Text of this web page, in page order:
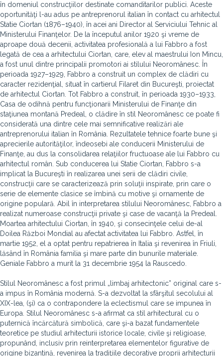
în domeniul construcţiilor destinate comanditarilor publici. Aceste
oportunităţi l-au adus pe antreprenorul italian în contact cu arhitectul
Statie Ciortan (1876–1940), în acei ani Director al Serviciului Tehnic al
Ministerului Finanţelor. De la începutul anilor 1920 şi vreme de
aproape două decenii, activitatea profesională a lui Fabbro a fost
legată de cea a arhitectului Ciortan, care, elev al maestrului Ion Mincu,
a fost unul dintre principalii promotori ai stilului Neoromânesc. În
perioada 1927–1929, Fabbro a construit un complex de clădiri cu
caracter rezidenţial, situat în cartierul Filaret din Bucureşti, proiectat
de arhitectul Ciortan. Tot Fabbro a construit, în perioada 1930–1933,
Casa de odihnă pentru funcţionarii Ministerului de Finanţe din
staţiunea montană Predeal, o clădire în stil Neoromânesc ce poate fi
considerată una dintre cele mai semnificative realizări ale
antreprenorului italian în România. Rezultatele tehnice foarte bune şi
aprecierile autorităţilor, îndeosebi ale conducerii Ministerului de
Finanţe, au dus la consolidarea relaţiilor fructuoase ale lui Fabbro cu
arhitectul român. Sub conducerea lui Statie Ciortan, Fabbro s-a
implicat la Bucureşti în realizarea unei serii de clădiri civile,
construcţii care se caracterizează prin soluţii inspirate, prin care o
serie de elemente clasice se îmbină cu motive şi ornamente de
origine populară. Abil în interpretarea stilului Neoromânesc, Fabbro a
realizat numeroase construcţii private şi case de vacanţă la Predeal.
Moartea arhitectului Ciortan, în 1940, şi consecinţele celui de-al
Doilea Război Mondial au afectat activitatea lui Fabbro. Astfel, în
martie 1952, el a optat pentru repatrierea în Italia şi revenirea în Friuli,
lăsând în România familia şi mare parte din bunurile materiale.
Geniale Fabbro a murit la 31 decembrie 1954 la Rauscedo.
Stilul Neoromânesc a fost primul „limbaj arhitectonic” original care s-
a impus în România modernă. S-a dezvoltat la sfârşitul secolului al
XIX-lea, (şi) ca o contrapondere la eclectismul care se impunea în
Europa. Stilul Neoromânesc s-a afirmat ca stil arhitectural cu o
puternică încărcătură simbolică, care şi-a bazat fundamentele
teoretice pe studiul arhitecturii istorice locale, civile şi religioase,
propunând, inclusiv prin reinterpretarea elementelor figurative de
origine bizantină, revenirea la tradiţiile decorative proprii arhitecturii